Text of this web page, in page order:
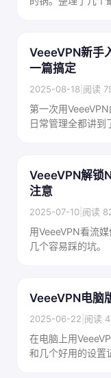
VeeeVPN新手
一篇搞定
2025-08-18 阅读
第一次用
日常管理全都讲到
VeeeVPN解锁
注意
2025-07-10 阅读
用VeeeVPN看流
几个容易踩的坑。
VeeeVPN电脑
2025-06-22 阅读
在电脑上用
和几个好用的设置